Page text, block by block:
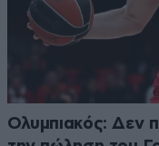
Ολυμπιακός: Δεν